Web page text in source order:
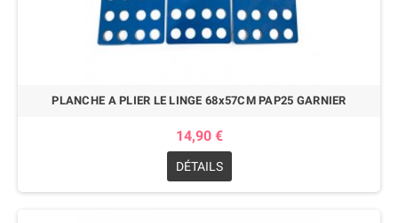
PLANCHE A PLIER LE LINGE 68x57CM PAP25 GARNIER
14,90 €
DÉTAILS